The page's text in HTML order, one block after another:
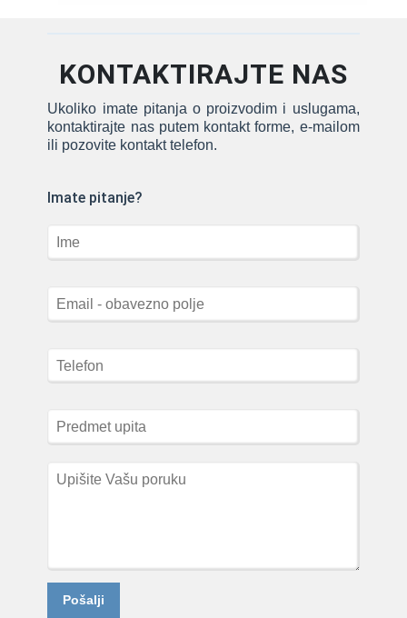
KONTAKTIRAJTE NAS
Ukoliko imate pitanja o proizvodim i uslugama,
kontaktirajte nas putem kontakt forme, e-mailom
ili pozovite kontakt telefon.
Imate pitanje?